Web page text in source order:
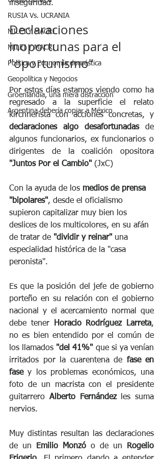
RUSIA Vs. UCRANIA
MILEI Y MACRI
MILEI Y MACRI
Política y Economía doméstica
Geopolítica y Negocios
Groenlandia, una mera distracción
Argentina debería copiar a México
inseguridad.
Declaraciones
inoportunas para el
"oportunismo"
Por estos días estamos viendo como ha
regresado a la superficie el relato
declaraciones algo desafortunadas de
algunos funcionarios, ex funcionarios o
"Juntos Por el Cambio" (JxC)
Con la ayuda de los medios de prensa
"bipolares", desde el oficialismo
supieron capitalizar muy bien los
deslices de los multicolores, en su afán
de tratar de "dividir y reinar" una
especialidad histórica de la "casa
peronista".
Es que la posición del jefe de gobierno
porteño en su relación con el gobierno
nacional y el acercamiento normal que
debe tener Horacio Rodríguez Larreta,
no es bien entendido por el común de
los llamados "del 41%" que si ya venían
irritados por la cuarentena de fase en
fase y los problemas económicos, una
foto de un macrista con el presidente
guitarrero Alberto Fernández les suma
nervios.
Muy distintas resultan las declaraciones
de un Emilio Monzó o de un Rogelio